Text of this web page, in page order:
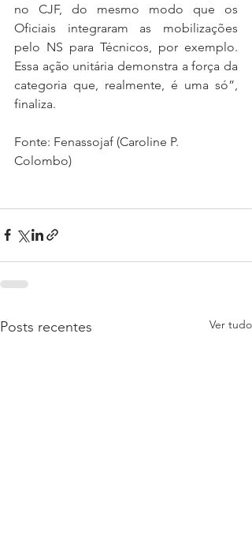
no CJF, do mesmo modo que os
Oficiais integraram as mobilizações
pelo NS para Técnicos, por exemplo.
Essa ação unitária demonstra a força da
categoria que, realmente, é uma só”,
finaliza.
Fonte: Fenassojaf (Caroline P.
Colombo)
Posts recentes Ver tudo